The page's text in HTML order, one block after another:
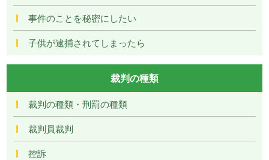
事件のことを秘密にしたい
子供が逮捕されてしまったら
裁判の種類
裁判の種類・刑罰の種類
裁判員裁判
控訴